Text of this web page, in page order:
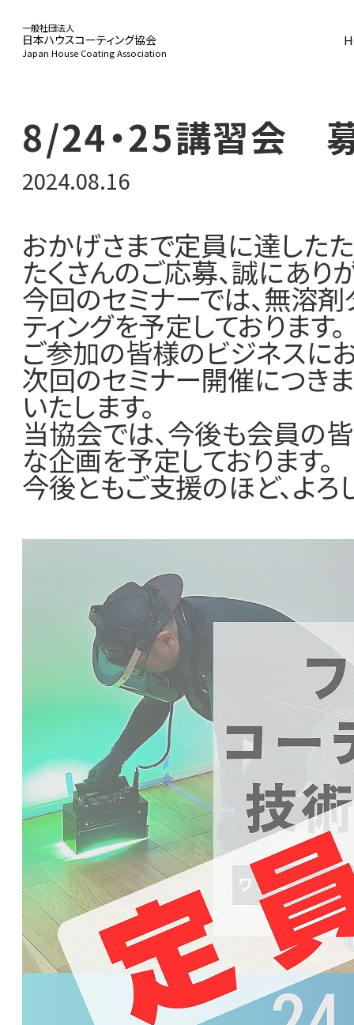
一般社団法人
日本ハウスコーティング協会
Japan House Coating Association
事業活動
加盟店一覧
8/24・25講習会
2024.08.16
おかげさまで定員に達した
たくさんのご応募、誠にあり
今回のセミナーでは、無溶
ティングを予定しております。
ご参加の皆様のビジネスに
次回のセミナー開催につき
いたします。
当協会では、今後も会員の
な企画を予定しております。
今後ともご支援のほど、よろ